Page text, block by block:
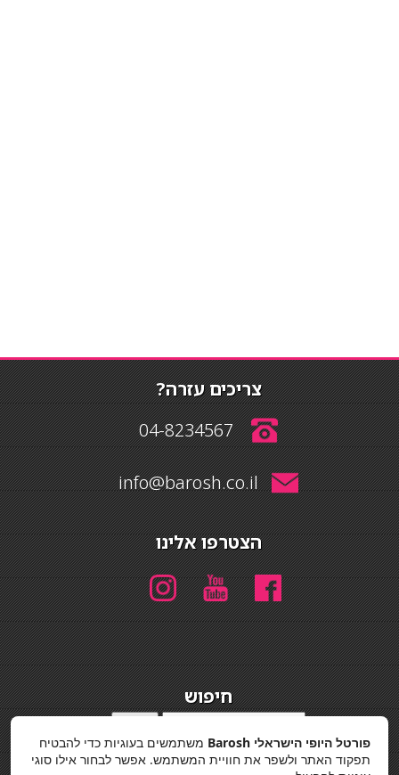
צריכים עזרה?
04-8234567
info@barosh.co.il
הצטרפו אלינו
חיפוש
מדיניות פרטיות
פורטל היופי הישראלי Barosh
משתמשים בעוגיות כדי להבטיח
תפקוד האתר ולשפר את חוויית המשתמש. אפשר לבחור אילו סוגי